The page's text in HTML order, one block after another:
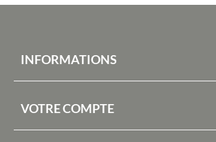
INFORMATIONS
VOTRE COMPTE